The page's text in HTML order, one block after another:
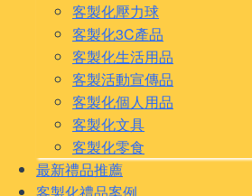
客製化壓力球
客製化3C產品
客製化生活用品
客製活動宣傳品
客製化個人用品
客製化文具
客製化零食
最新禮品推薦